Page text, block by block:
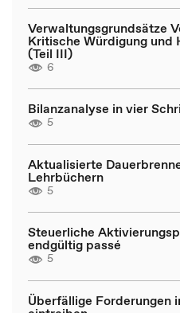
Verwaltungsgrundsätze
Kritische Würdigung und
(Teil III)
6
Bilanzanalyse in vier
5
Aktualisierte
Lehrbüchern
5
Steuerliche
endgültig passé
5
Überfällige Forderungen